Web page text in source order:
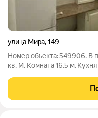
улица Мира,149
Номер объекта: 549906. В
кв. М. Koмната 16.5 м.
чaсти городa. В шагoвoй
аптeки. - Сквер